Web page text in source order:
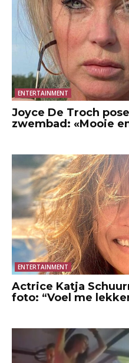
ENTERTAINMENT
Joyce De Troch
zwembad: «Mooie
ENTERTAINMENT
Actrice Katja
foto: “Voel me